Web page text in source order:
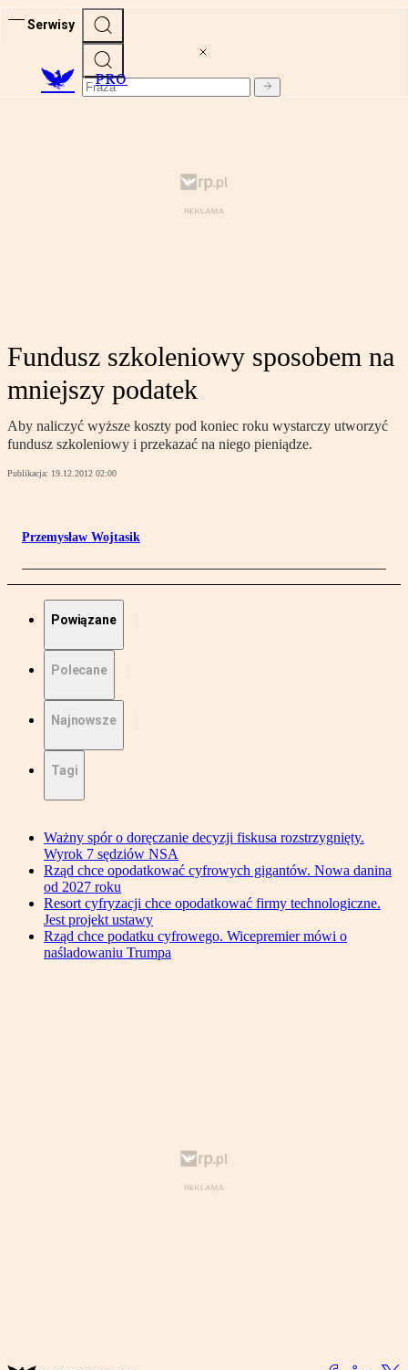
Serwisy
PRO
Fundusz szkoleniowy sposobem na
mniejszy podatek
Aby naliczyć wyższe koszty pod koniec roku wystarczy utworzyć
fundusz szkoleniowy i przekazać na niego pieniądze.
Publikacja: 19.12.2012 02:00
Przemysław Wojtasik
Powiązane
Polecane
Najnowsze
Tagi
Ważny spór o doręczanie decyzji fiskusa rozstrzygnięty.
Wyrok 7 sędziów NSA
Rząd chce opodatkować cyfrowych gigantów. Nowa danina
od 2027 roku
Resort cyfryzacji chce opodatkować firmy technologiczne.
Jest projekt ustawy
Rząd chce podatku cyfrowego. Wicepremier mówi o
naśladowaniu Trumpa